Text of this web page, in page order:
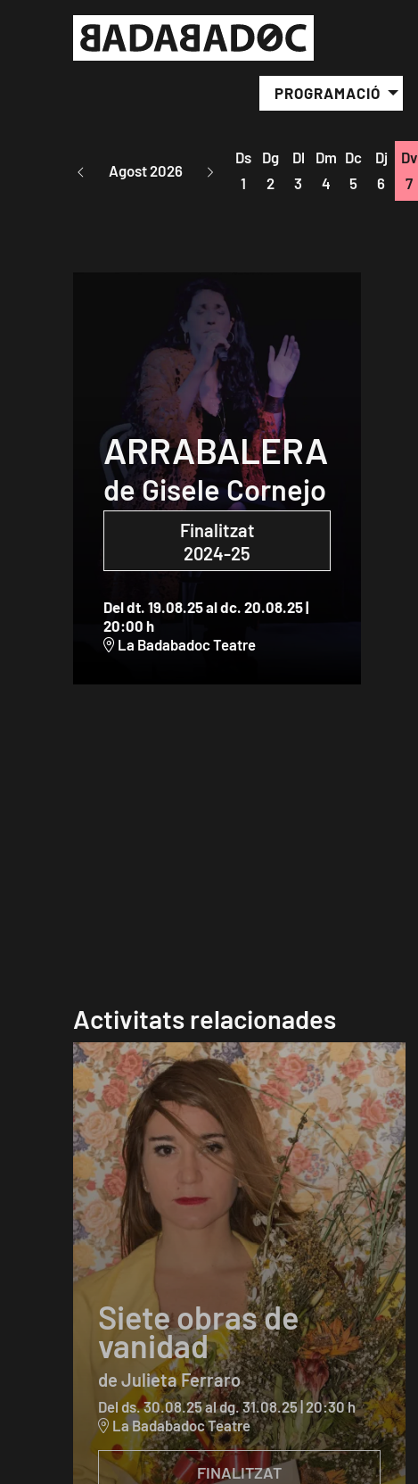
PROGRAMACIÓ
Agost 2026
Ds
1
Dg
2
Dl
3
Dm
4
Dc
5
Dj
6
Dv
7
ARRABALERA
de Gisele Cornejo
Finalitzat
2024-25
Del dt. 19.08.25al dc. 20.08.25|
20:00 h
La Badabadoc Teatre
Activitats relacionades
FINALITZAT
Siete obras de
vanidad
de Julieta Ferraro
Del ds. 30.08.25al dg. 31.08.25|20:30 h
La Badabadoc Teatre